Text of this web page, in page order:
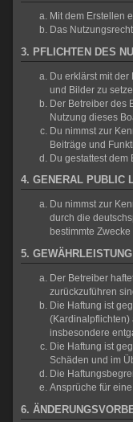
Mit dem Erstellen
Das
3. PFLICHTEN DES
Du erklärst mit
und Bilder zu
Der Betreiber des
Nutzung dieses
Du nimmst zur
Beiträge und
Du gestattest
4. GENERAL PUBLIC
Du nimmst zur
durch die
bestimmte
5. GEWÄHRLEISTUNG
Der Betreiber
zurückzuführen
Die Haftung ist
(Kardinalpflichten)
insbesondere
Die Haftung ist
Schäden und im
Die
Ansprüche für
6.